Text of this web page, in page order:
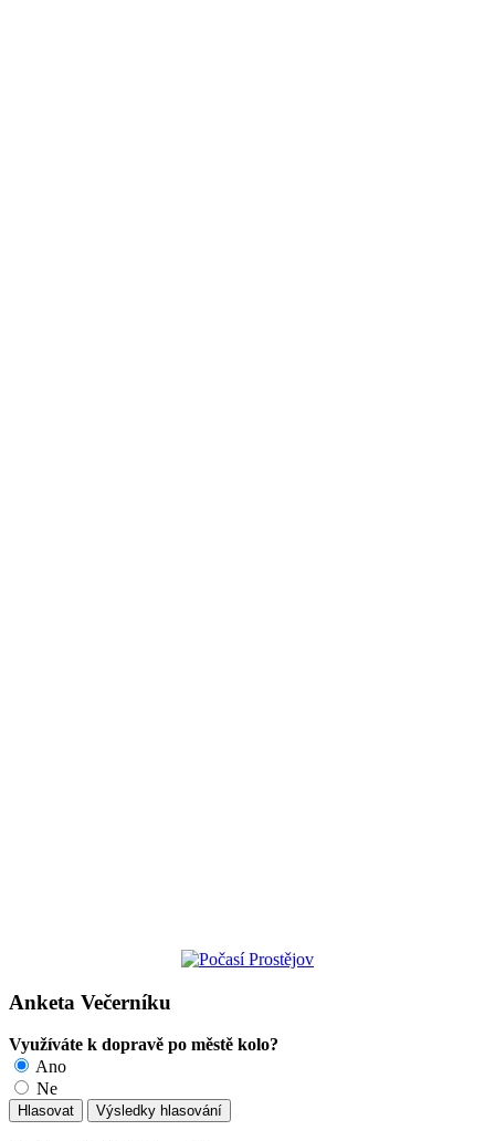
Anketa Večerníku
Využíváte k dopravě po městě kolo?
Ano
Ne